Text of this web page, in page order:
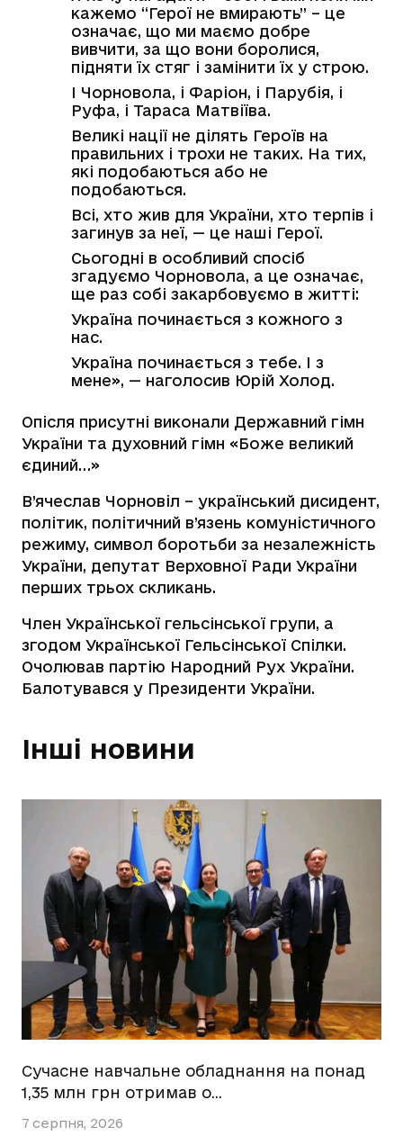
кажемо “Герої не вмирають” – це
означає, що ми маємо добре
вивчити, за що вони боролися,
підняти їх стяг і замінити їх у строю.
І Чорновола, і Фаріон, і Парубія, і
Руфа, і Тараса Матвіїва.
Великі нації не ділять Героїв на
правильних і трохи не таких. На тих,
які подобаються або не
подобаються.
Всі, хто жив для України, хто терпів і
загинув за неї, — це наші Герої.
Сьогодні в особливий спосіб
згадуємо Чорновола, а це означає,
ще раз собі закарбовуємо в житті:
Україна починається з кожного з
нас.
Україна починається з тебе. І з
мене», — наголосив Юрій Холод.
Опісля присутні виконали Державний гімн
України та духовний гімн «Боже великий
єдиний…»
В’ячеслав Чорновіл – український дисидент,
політик, політичний в’язень комуністичного
режиму, символ боротьби за незалежність
України, депутат Верховної Ради України
перших трьох скликань.
Член Української гельсінської групи, а
згодом Української Гельсінської Спілки.
Очолював партію Народний Рух України.
Балотувався у Президенти України.
Інші новини
Сучасне навчальне обладнання на понад
1,35 млн грн отримав о…
7 серпня, 2026